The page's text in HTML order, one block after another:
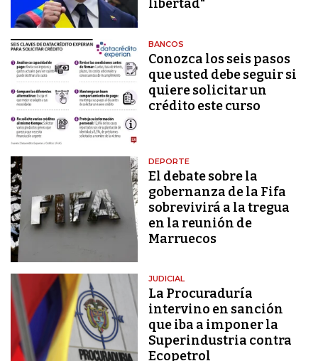
libertad"
BANCOS
Conozca los seis pasos
que usted debe seguir si
quiere solicitar un
crédito este curso
DEPORTE
El debate sobre la
gobernanza de la Fifa
sobrevivirá a la tregua
en la reunión de
Marruecos
JUDICIAL
La Procuraduría
intervino en sanción
que iba a imponer la
Superindustria contra
Ecopetrol